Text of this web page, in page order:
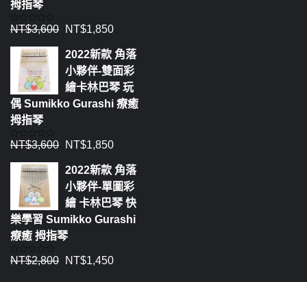
拇指琴
評
0
NT$3,600 NT$1,850
2022新款 角落
小夥伴-雙面彩
繪卡林巴琴 玩
偶 Sumikko Gurashi 療癒
拇指琴
評
0
NT$3,600 NT$1,850
2022新款 角落
小夥伴-單圖彩
繪 卡林巴琴 快
樂學習 Sumikko Gurashi
療癒 拇指琴
評
NT$2,800 NT$1,450